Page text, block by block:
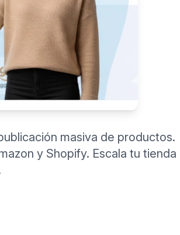
masiva de productos.
y Shopify. Escala tu tienda